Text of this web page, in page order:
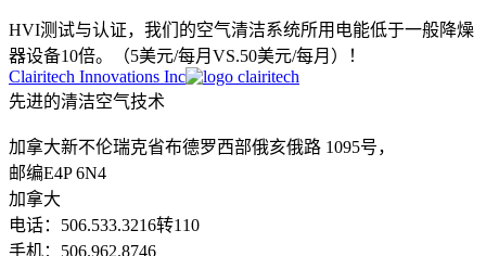
HVI测试与认证，我们的空气清洁系统所用电能低于一般降燥
器设备10倍。（5美元/每月VS.50美元/每月）！
Clairitech Innovations Inc
先进的清洁空气技术
加拿大新不伦瑞克省布德罗西部俄亥俄路 1095号，
邮编E4P 6N4
加拿大
电话：506.533.3216转110
手机：506.962.8746